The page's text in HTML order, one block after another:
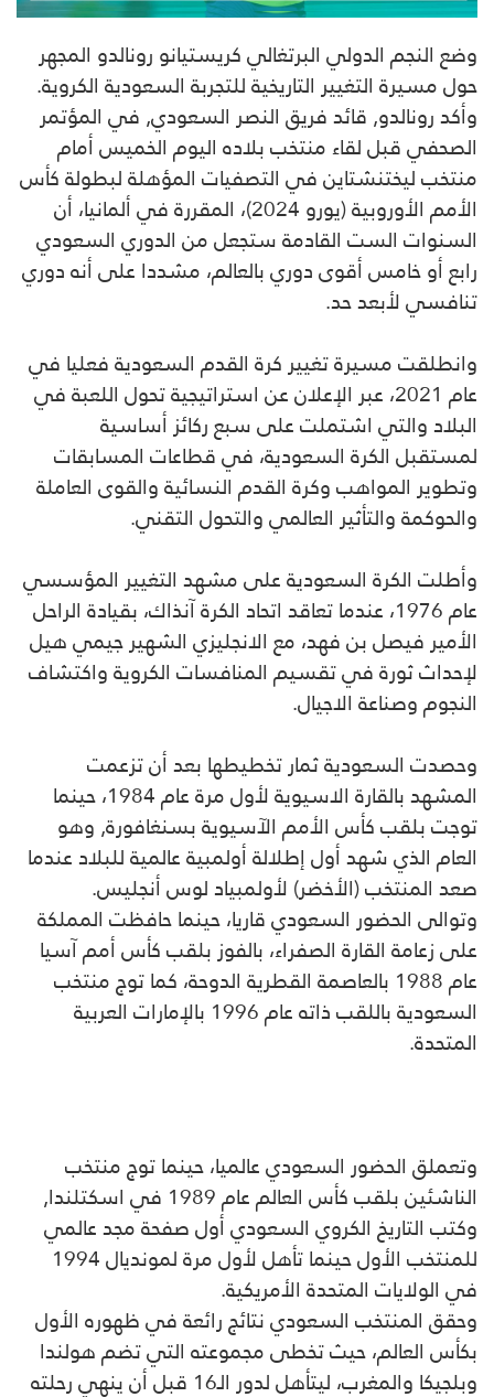
وضع النجم الدولي البرتغالي كريستيانو رونالدو المجهر
حول مسيرة التغيير التاريخية للتجربة السعودية الكروية.
وأكد رونالدو, قائد فريق النصر السعودي, في المؤتمر
الصحفي قبل لقاء منتخب بلاده اليوم الخميس أمام
منتخب ليختنشتاين في التصفيات المؤهلة لبطولة كأس
الأمم الأوروبية (يورو 2024)، المقررة في ألمانيا، أن
السنوات الست القادمة ستجعل من الدوري السعودي
رابع أو خامس أقوى دوري بالعالم، مشددا على أنه دوري
تنافسي لأبعد حد.
وانطلقت مسيرة تغيير كرة القدم السعودية فعليا في
عام 2021، عبر الإعلان عن استراتيجية تحول اللعبة في
البلاد والتي اشتملت على سبع ركائز أساسية
لمستقبل الكرة السعودية، في قطاعات المسابقات
وتطوير المواهب وكرة القدم النسائية والقوى العاملة
والحوكمة والتأثير العالمي والتحول التقني.
وأطلت الكرة السعودية على مشهد التغيير المؤسسي
عام 1976، عندما تعاقد اتحاد الكرة آنذاك، بقيادة الراحل
الأمير فيصل بن فهد، مع الانجليزي الشهير جيمي هيل
لإحداث ثورة في تقسيم المنافسات الكروية واكتشاف
النجوم وصناعة الاجيال.
وحصدت السعودية ثمار تخطيطها بعد أن تزعمت
المشهد بالقارة الاسيوية لأول مرة عام 1984، حينما
توجت بلقب كأس الأمم الآسيوية بسنغافورة, وهو
العام الذي شهد أول إطلالة أولمبية عالمية للبلاد عندما
صعد المنتخب (الأخضر) لأولمبياد لوس أنجليس.
وتوالى الحضور السعودي قاريا، حينما حافظت المملكة
على زعامة القارة الصفراء، بالفوز بلقب كأس أمم آسيا
عام 1988 بالعاصمة القطرية الدوحة، كما توج منتخب
السعودية باللقب ذاته عام 1996 بالإمارات العربية
المتحدة.
وتعملق الحضور السعودي عالميا، حينما توج منتخب
الناشئين بلقب كأس العالم عام 1989 في اسكتلندا,
وكتب التاريخ الكروي السعودي أول صفحة مجد عالمي
للمنتخب الأول حينما تأهل لأول مرة لمونديال 1994
في الولايات المتحدة الأمريكية.
وحقق المنتخب السعودي نتائج رائعة في ظهوره الأول
بكأس العالم، حيث تخطى مجموعته التي تضم هولندا
وبلجيكا والمغرب، ليتأهل لدور الـ16 قبل أن ينهي رحلته